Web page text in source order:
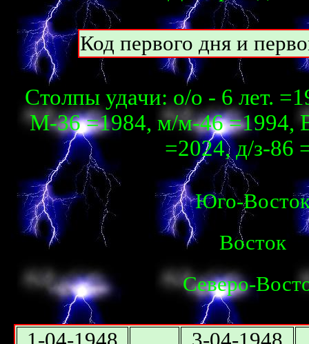
Код первого дня и
Столпы удачи: о/о - 6 лет.
М-36 =1984, м/м-46 =1994,
=2024, д/з-86
Юго-
Восток
Северо-